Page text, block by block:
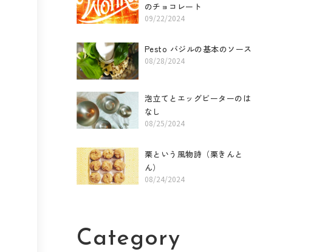
のチョコレート
09/22/2024
Pesto バジルの基本のソース
08/28/2024
泡立てとエッグビーターのは
なし
08/25/2024
栗という風物詩（栗きんと
ん）
08/24/2024
Category